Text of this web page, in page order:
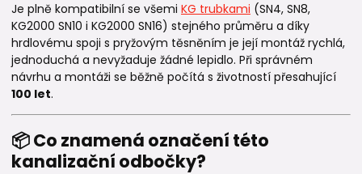
Je plně kompatibilní se všemi KG trubkami (SN4, SN8,
KG2000 SN10 i KG2000 SN16) stejného průměru a díky
hrdlovému spoji s pryžovým těsněním je její montáž rychlá,
jednoduchá a nevyžaduje žádné lepidlo. Při správném
návrhu a montáži se běžně počítá s životností přesahující
100 let.
📦 Co znamená označení této
kanalizační odbočky?